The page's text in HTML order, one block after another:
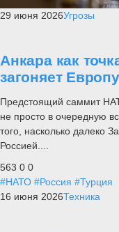
29 июня 2026Угрозы
Анкара как
загоняет
Предстоящий саммит
не просто в очередную
того, насколько далеко
Россией....
563 0 0
#НАТО #Россия #Турция
16 июня 2026Техника